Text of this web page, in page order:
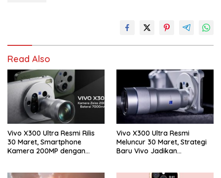
Read Also
Vivo X300 Ultra Resmi Rilis
30 Maret, Smartphone
Kamera 200MP dengan
Vivo X300 Ultra Resmi
Meluncur 30 Maret, Strategi
Baru Vivo Jadikan